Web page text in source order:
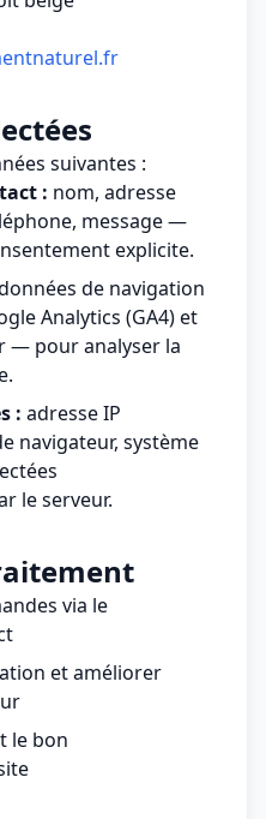
suivantes :
: nom, adresse
message —
explicite.
de navigation
Analytics (GA4) et
— pour analyser la
: adresse IP
navigateur, système
le serveur.
via le
et améliorer
le bon